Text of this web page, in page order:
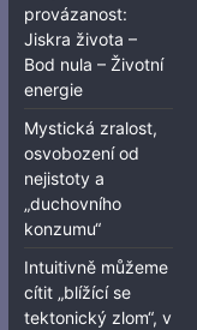
provázanost:
Jiskra života –
Bod nula – Životní
energie
Mystická zralost,
osvobození od
nejistoty a
„duchovního
konzumu“
Intuitivně můžeme
cítit „blížící se
tektonický zlom“, v